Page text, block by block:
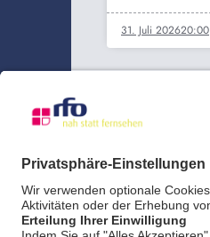
31. Juli 202620:00